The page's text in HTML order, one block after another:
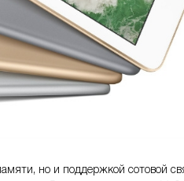
но и поддержкой сотовой